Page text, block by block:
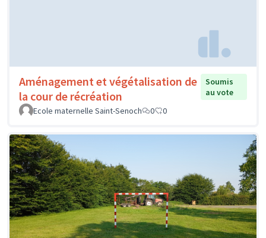
Aménagement et végétalisation de
la cour de récréation
Soumis
au vote
Ecole maternelle Saint-Senoch
0 0